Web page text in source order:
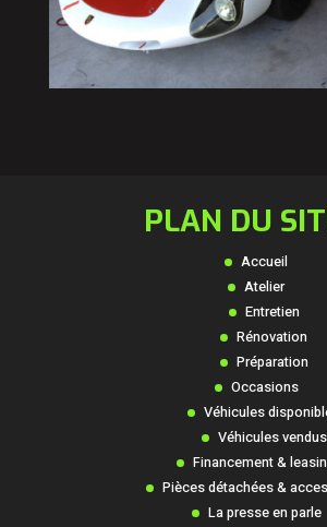
PLAN DU
Accueil
Atelier
Entretien
Rénovation
Préparation
Occasions
Véhicules
Véhicules vendus
Financement &
Pièces détachées &
La presse en parle